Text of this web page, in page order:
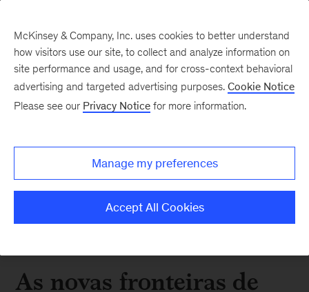
As novas fronteiras de
McKinsey & Company, Inc. uses cookies to better understand
how visitors use our site, to collect and analyze information on
site performance and usage, and for cross-context behavioral
advertising and targeted advertising purposes. Cookie Notice
Please see our Privacy Notice for more information.
Manage my preferences
Accept All Cookies